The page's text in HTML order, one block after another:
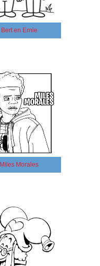
Bert en Ernie
Miles Morales